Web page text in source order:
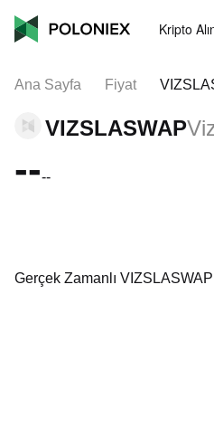
Kripto
Ana Sayfa Fiyat
VIZSLASWAP
----
Gerçek Zamanlı VIZSLASWAP